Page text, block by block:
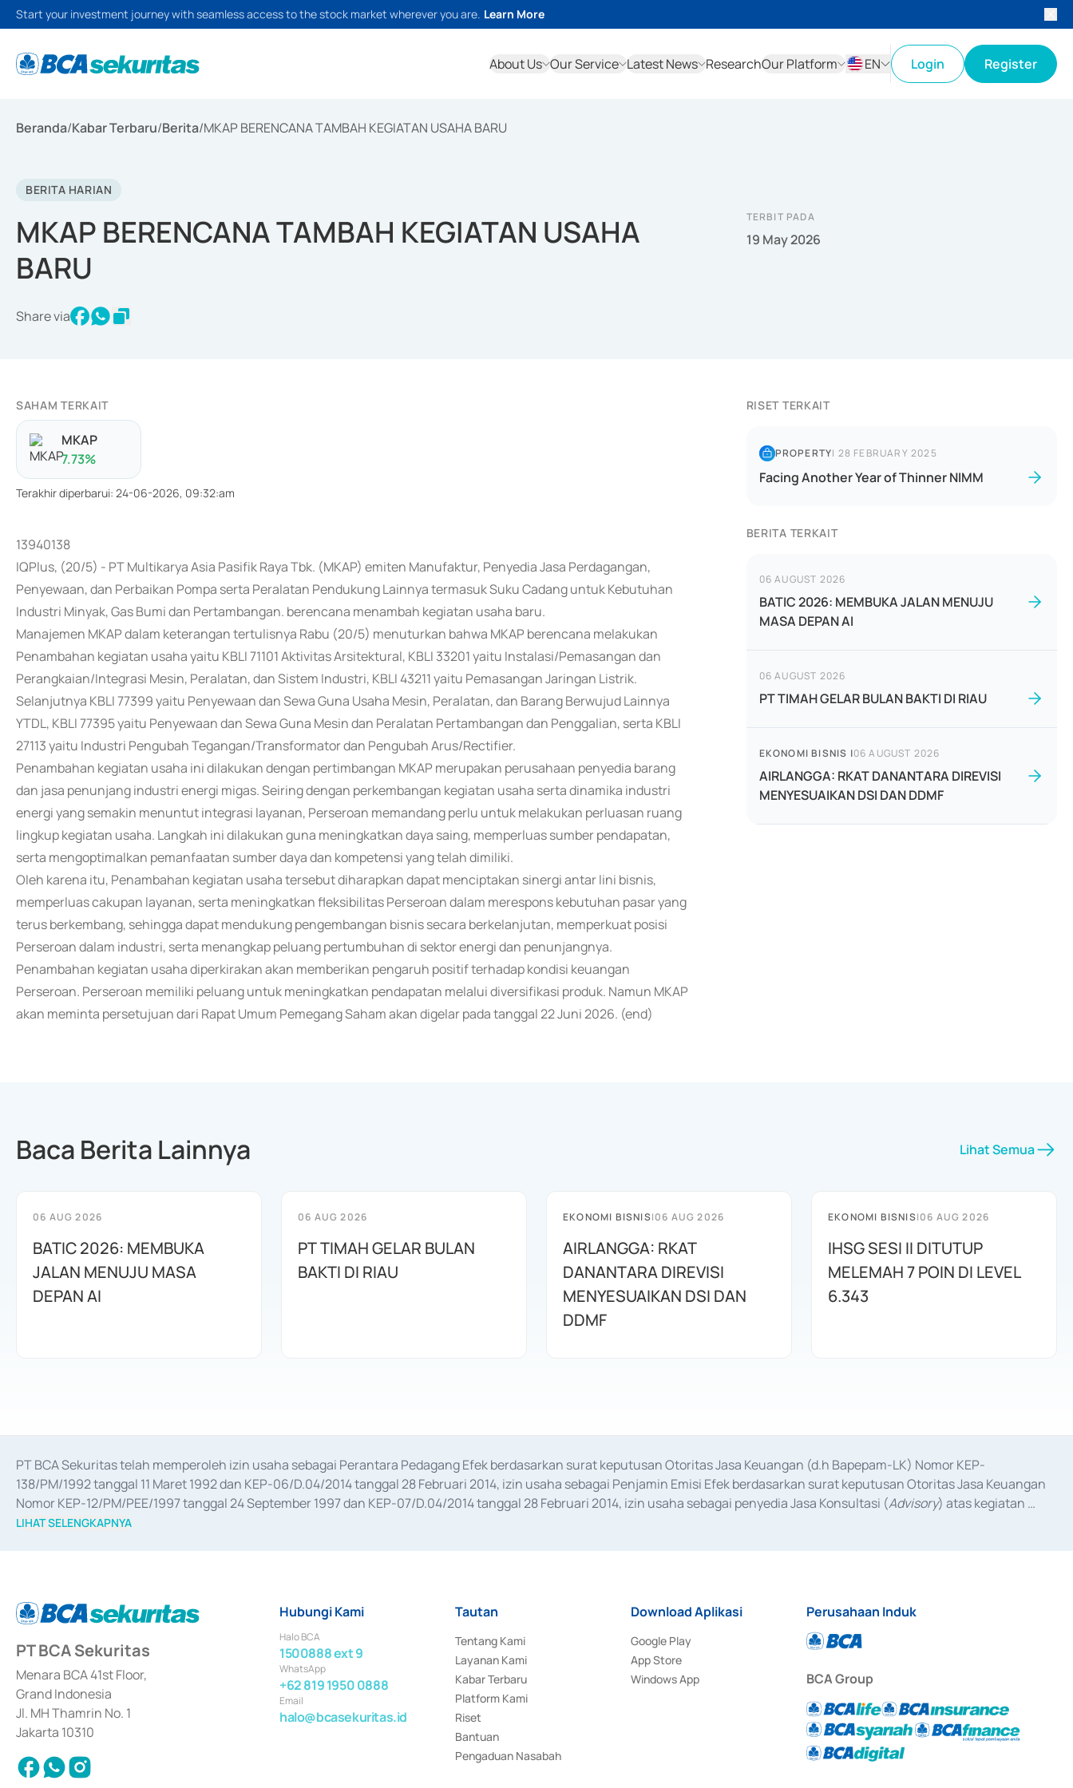
Start your investment journey with seamless access to the stock market wherever you are. Learn More
About Us Our Service Latest News ResearchOur Platform
EN
Login Register
Beranda/Kabar Terbaru/Berita/MKAP BERENCANA TAMBAH KEGIATAN USAHA BARU
BERITA HARIAN
MKAP BERENCANA TAMBAH KEGIATAN USAHA
BARU
Share via
TERBIT PADA
19 May 2026
SAHAM TERKAIT
MKAP
7.73%
Terakhir diperbarui: 24-06-2026, 09:32:am
13940138
IQPlus, (20/5) - PT Multikarya Asia Pasifik Raya Tbk. (MKAP) emiten Manufaktur, Penyedia Jasa Perdagangan,
Penyewaan, dan Perbaikan Pompa serta Peralatan Pendukung Lainnya termasuk Suku Cadang untuk Kebutuhan
Industri Minyak, Gas Bumi dan Pertambangan. berencana menambah kegiatan usaha baru.
Manajemen MKAP dalam keterangan tertulisnya Rabu (20/5) menuturkan bahwa MKAP berencana melakukan
Penambahan kegiatan usaha yaitu KBLI 71101 Aktivitas Arsitektural, KBLI 33201 yaitu Instalasi/Pemasangan dan
Perangkaian/Integrasi Mesin, Peralatan, dan Sistem Industri, KBLI 43211 yaitu Pemasangan Jaringan Listrik.
Selanjutnya KBLI 77399 yaitu Penyewaan dan Sewa Guna Usaha Mesin, Peralatan, dan Barang Berwujud Lainnya
YTDL, KBLI 77395 yaitu Penyewaan dan Sewa Guna Mesin dan Peralatan Pertambangan dan Penggalian, serta KBLI
27113 yaitu Industri Pengubah Tegangan/Transformator dan Pengubah Arus/Rectifier.
Penambahan kegiatan usaha ini dilakukan dengan pertimbangan MKAP merupakan perusahaan penyedia barang
dan jasa penunjang industri energi migas. Seiring dengan perkembangan kegiatan usaha serta dinamika industri
energi yang semakin menuntut integrasi layanan, Perseroan memandang perlu untuk melakukan perluasan ruang
lingkup kegiatan usaha. Langkah ini dilakukan guna meningkatkan daya saing, memperluas sumber pendapatan,
serta mengoptimalkan pemanfaatan sumber daya dan kompetensi yang telah dimiliki.
Oleh karena itu, Penambahan kegiatan usaha tersebut diharapkan dapat menciptakan sinergi antar lini bisnis,
memperluas cakupan layanan, serta meningkatkan fleksibilitas Perseroan dalam merespons kebutuhan pasar yang
terus berkembang, sehingga dapat mendukung pengembangan bisnis secara berkelanjutan, memperkuat posisi
Perseroan dalam industri, serta menangkap peluang pertumbuhan di sektor energi dan penunjangnya.
Penambahan kegiatan usaha diperkirakan akan memberikan pengaruh positif terhadap kondisi keuangan
Perseroan. Perseroan memiliki peluang untuk meningkatkan pendapatan melalui diversifikasi produk. Namun MKAP
akan meminta persetujuan dari Rapat Umum Pemegang Saham akan digelar pada tanggal 22 Juni 2026. (end)
RISET TERKAIT
PROPERTY| 28 FEBRUARY 2025
Facing Another Year of Thinner NIMM
BERITA TERKAIT
06 AUGUST 2026
BATIC 2026: MEMBUKA JALAN MENUJU
MASA DEPAN AI
06 AUGUST 2026
PT TIMAH GELAR BULAN BAKTI DI RIAU
EKONOMI BISNIS |06 AUGUST 2026
AIRLANGGA: RKAT DANANTARA DIREVISI
MENYESUAIKAN DSI DAN DDMF
Baca Berita Lainnya Lihat Semua
06 AUG 2026
BATIC 2026: MEMBUKA
JALAN MENUJU MASA
DEPAN AI
06 AUG 2026
PT TIMAH GELAR BULAN
BAKTI DI RIAU
EKONOMI BISNIS|06 AUG 2026
AIRLANGGA: RKAT
DANANTARA DIREVISI
MENYESUAIKAN DSI DAN
DDMF
EKONOMI BISNIS|06 AUG 2026
IHSG SESI II DITUTUP
MELEMAH 7 POIN DI LEVEL
6.343
PT BCA Sekuritas telah memperoleh izin usaha sebagai Perantara Pedagang Efek berdasarkan surat keputusan Otoritas Jasa Keuangan (d.h Bapepam-LK) Nomor KEP-
138/PM/1992 tanggal 11 Maret 1992 dan KEP-06/D.04/2014 tanggal 28 Februari 2014, izin usaha sebagai Penjamin Emisi Efek berdasarkan surat keputusan Otoritas Jasa Keuangan
Nomor KEP-12/PM/PEE/1997 tanggal 24 September 1997 dan KEP-07/D.04/2014 tanggal 28 Februari 2014, izin usaha sebagai penyedia Jasa Konsultasi (Advisory) atas kegiatan
merger, akuisisi, divestasi, dan
LIHAT SELENGKAPNYA
PT BCA Sekuritas
Menara BCA 41st Floor,
Grand Indonesia
Jl. MH Thamrin No. 1
Jakarta 10310
Hubungi Kami
Halo BCA
1500888 ext 9
WhatsApp
+62 819 1950 0888
Email
halo@bcasekuritas.id
Tautan
Tentang Kami
Layanan Kami
Kabar Terbaru
Platform Kami
Riset
Bantuan
Pengaduan Nasabah
Download Aplikasi
Google Play
App Store
Windows App
Perusahaan Induk
BCA Group